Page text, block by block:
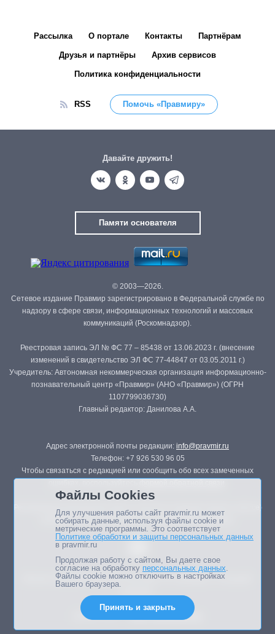
Рассылка О портале Контакты Партнёрам
Друзья и партнёры Архив сервисов
Политика конфиденциальности
RSS Помочь «Правмиру»
Давайте дружить!
Памяти основателя
© 2003—2026.
Сетевое издание Правмир зарегистрировано в Федеральной службе по
надзору в сфере связи, информационных технологий и массовых
коммуникаций (Роскомнадзор).
Реестровая запись ЭЛ № ФС 77 – 85438 от 13.06.2023 г. (внесение
изменений в свидетельство ЭЛ ФС 77-44847 от 03.05.2011 г.)
Учредитель: Автономная некоммерческая организация информационно-
познавательный центр «Правмир» (АНО «Правмир») (ОГРН
1107799036730)
Главный редактор: Данилова А.А.
Адрес электронной почты редакции: info@pravmir.ru
Телефон: +7 926 530 96 05
Чтобы связаться с редакцией или сообщить обо всех замеченных
Републикация материалов сайта в печатных изданиях (книгах, прессе)
возможна только с письменного разрешения редакции.
Мнение авторов статей портала может не совпадать с позицией
Дизайн сайта -
Файлы Cookies
Для улучшения работы сайт pravmir.ru может
собирать данные, используя файлы cookie и
метрические программы. Это соответствует
Политике обработки и защиты персональных данных
в pravmir.ru
Продолжая работу с сайтом, Вы даете свое
согласие на обработку персональных данных.
Файлы cookie можно отключить в настройках
Вашего браузера.
Принять и закрыть